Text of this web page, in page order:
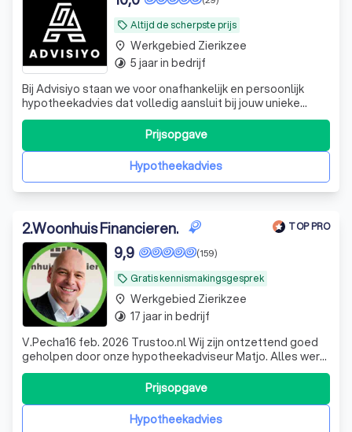
local_offer Altijd de scherpste prijs
Bij Advisiyo staan we voor onafhankelijk en persoonlijk
hypotheekadvies dat volledig aansluit bij jouw unieke
situatie en wensen. Als ervaren tussenpersoon vergelijken
we de mogelijkheden bij diverse hypotheekverstrekkers
om de beste oplossing voor jou te vinden. Of je nu een
starter bent, wilt doorHypotheekadvies
Prijsopgave
place Werkgebied Zierikzee
timelapse 5 jaar in bedrijf
2.Woonhuis Financieren. TOP PRO
local_offer Gratis kennismakingsgesprek
(159)
9,9
V.Pecha16 feb. 2026 Trustoo.nl Wij zijn ontzettend goed
geholpen door onze hypotheekadviseur Matjo. Alles werd
duidelijk uitgelegd. De begeleiding was professioneel,
betrokken en geruststellend.
Hypotheekadvies
Prijsopgave
place Werkgebied Zierikzee
timelapse 17 jaar in bedrijf